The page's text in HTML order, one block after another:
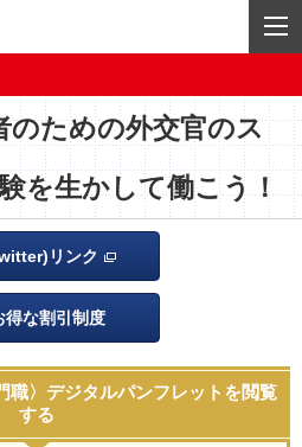
のための外交官のス
を生かして働こう！
リンク
得な割引制度
〉デジタルパンフレットを閲覧
する